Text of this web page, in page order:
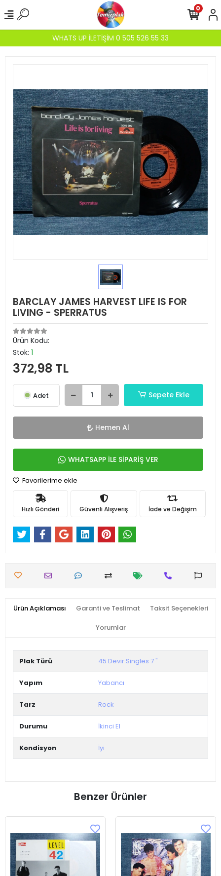
WHATS UP İLETİŞİM 0 505 526 55 33
0
BARCLAY JAMES HARVEST LIFE IS FOR
LIVING - SPERRATUS
Ürün Kodu:
Stok: 1
372,98 TL
Adet Sepete Ekle
Hemen Al
WHATSAPP İLE SİPARİŞ VER
Favorilerime ekle
Hızlı Gönderi Güvenli Alışveriş İade ve Değişim
Ürün Açıklaması Garanti ve Teslimat Taksit Seçenekleri
Yorumlar
Plak Türü 45 Devir Singles 7 "
Yapım Yabancı
Tarz Rock
Durumu İkinci El
Kondisyon İyi
Benzer Ürünler